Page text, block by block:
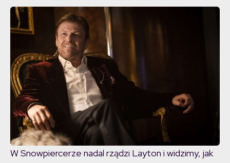
W Snowpiercerze nadal rządzi Layton i widzimy, jak